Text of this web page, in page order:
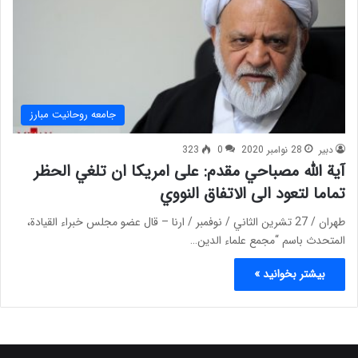
جامعه روحانیت مبارز
دبیر 28 نوامبر 2020 0
323
آیة الله مصباحي مقدم: على امريكا ان تلغي الحظر
تماما لتعود الى الاتفاق النووي
طهران / 27 تشرين الثاني / نوفمبر / ارنا – قال عضو مجلس خبراء القيادة،
المتحدث باسم “مجمع علماء الدين…
بیشتر بخوانید »